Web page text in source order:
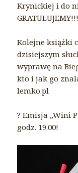
Krynickiej i do
GRATULUJEMY!!!
Kolejne książki
dzisiejszym
wyprawę na
kto i jak go
lemko.pl
? Emisja „Wini
godz. 19.00!